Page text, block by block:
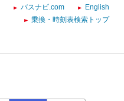
バスナビ.com
English
乗換・時刻表検索トップ